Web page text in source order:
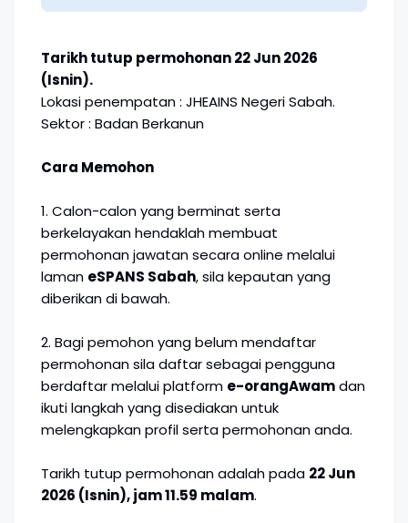
Tarikh tutup permohonan 22 Jun 2026
(Isnin).
Lokasi penempatan : JHEAINS Negeri Sabah.
Sektor : Badan Berkanun
Cara Memohon
1. Calon-calon yang berminat serta
berkelayakan hendaklah membuat
permohonan jawatan secara online melalui
laman eSPANS Sabah, sila kepautan yang
diberikan di bawah.
2. Bagi pemohon yang belum mendaftar
permohonan sila daftar sebagai pengguna
berdaftar melalui platform e-orangAwamdan
ikuti langkah yang disediakan untuk
melengkapkan profil serta permohonan anda.
Tarikh tutup permohonan adalah pada 22 Jun
2026 (Isnin), jam 11.59 malam.